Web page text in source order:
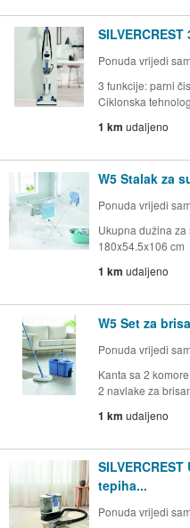
Ponuda vrijedi
3 funkcije: parni
Ciklonska
1 km udaljeno
W5 Stalak za
Ponuda vrijedi
Ukupna dužina
180x54.5x106 cm
1 km udaljeno
W5 Set za
Ponuda vrijedi
Kanta sa 2
2 navlake za
1 km udaljeno
tepiha...
Ponuda vrijedi